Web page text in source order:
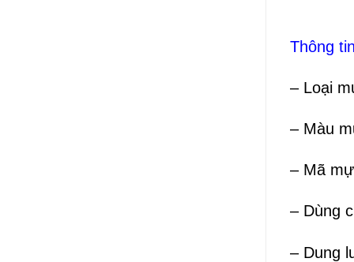
Thông
– Loại
– Màu
– Mã
– Dùng
– Dung